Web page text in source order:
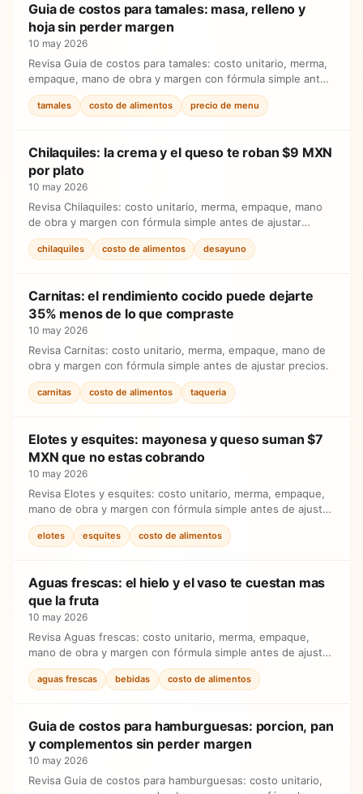
Guia de costos para tamales: masa, relleno y
hoja sin perder margen
10 may 2026
Revisa Guia de costos para tamales: costo unitario, merma,
empaque, mano de obra y margen con fórmula simple antes
de ajustar precios.
tamales costo de alimentos precio de menu
Chilaquiles: la crema y el queso te roban $9 MXN
por plato
10 may 2026
Revisa Chilaquiles: costo unitario, merma, empaque, mano
de obra y margen con fórmula simple antes de ajustar
precios.
chilaquiles costo de alimentos desayuno
Carnitas: el rendimiento cocido puede dejarte
35% menos de lo que compraste
10 may 2026
Revisa Carnitas: costo unitario, merma, empaque, mano de
obra y margen con fórmula simple antes de ajustar precios.
carnitas costo de alimentos taqueria
Elotes y esquites: mayonesa y queso suman $7
MXN que no estas cobrando
10 may 2026
Revisa Elotes y esquites: costo unitario, merma, empaque,
mano de obra y margen con fórmula simple antes de ajustar
precios.
elotes esquites costo de alimentos
Aguas frescas: el hielo y el vaso te cuestan mas
que la fruta
10 may 2026
Revisa Aguas frescas: costo unitario, merma, empaque,
mano de obra y margen con fórmula simple antes de ajustar
precios.
aguas frescas bebidas costo de alimentos
Guia de costos para hamburguesas: porcion, pan
y complementos sin perder margen
10 may 2026
Revisa Guia de costos para hamburguesas: costo unitario,